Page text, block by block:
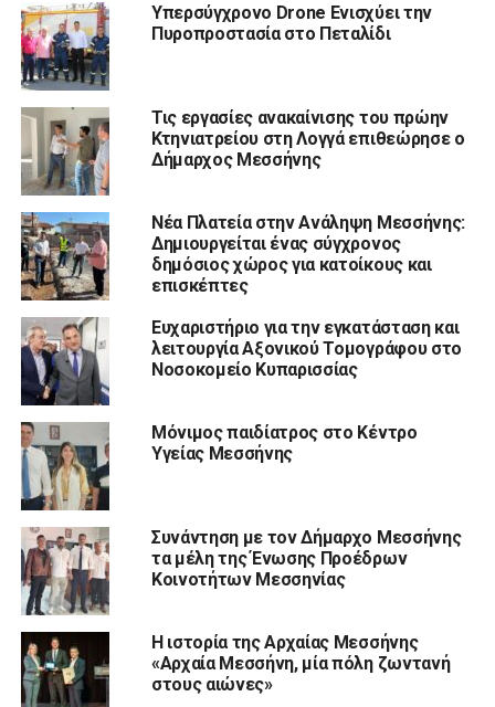
Υπερσύγχρονο Drone Ενισχύει την
Πυροπροστασία στο Πεταλίδι
Τις εργασίες ανακαίνισης του πρώην
Κτηνιατρείου στη Λογγά επιθεώρησε ο
Δήμαρχος Μεσσήνης
Νέα Πλατεία στην Ανάληψη Μεσσήνης:
Δημιουργείται ένας σύγχρονος
δημόσιος χώρος για κατοίκους και
επισκέπτες
Ευχαριστήριο για την εγκατάσταση και
λειτουργία Αξονικού Τομογράφου στο
Νοσοκομείο Κυπαρισσίας
Μόνιμος παιδίατρος στο Κέντρο
Υγείας Μεσσήνης
Συνάντηση με τον Δήμαρχο Μεσσήνης
τα μέλη της Ένωσης Προέδρων
Κοινοτήτων Μεσσηνίας
Η ιστορία της Αρχαίας Μεσσήνης
«Αρχαία Μεσσήνη, μία πόλη ζωντανή
στους αιώνες»